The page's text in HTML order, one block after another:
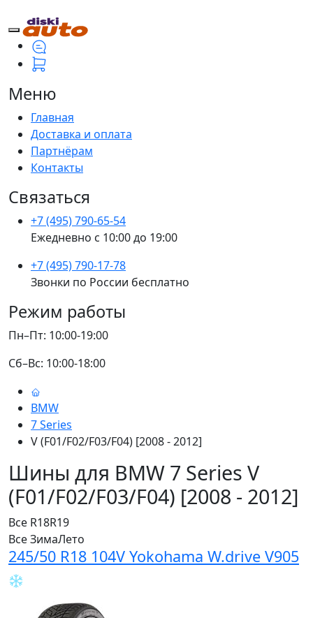
Меню
Главная
Доставка и оплата
Партнёрам
Контакты
Связаться
+7 (495) 790-65-54
Ежедневно с 10:00 до 19:00
+7 (495) 790-17-78
Звонки по России бесплатно
Режим работы
Пн–Пт: 10:00-19:00
Сб–Вс: 10:00-18:00
BMW
7 Series
V (F01/F02/F03/F04) [2008 - 2012]
Шины для BMW 7 Series V
(F01/F02/F03/F04) [2008 - 2012]
Все R18R19
ВсеЗимаЛето
245/50 R18 104V Yokohama W.drive V905